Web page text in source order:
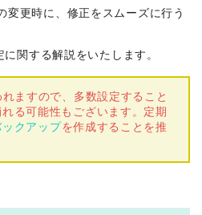
変更時に、修正をスムーズに行う
関する解説をいたします。
ますので、多数設定すること
る可能性もございます。定期
ックアップを作成することを推